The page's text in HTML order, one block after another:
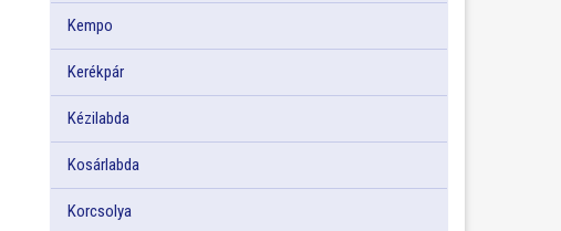
Kempo
Kerékpár
Kézilabda
Kosárlabda
Korcsolya